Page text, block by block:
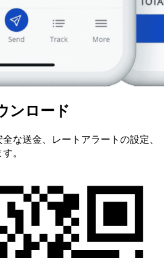
ンロード
な送金、レートアラートの設定、
。